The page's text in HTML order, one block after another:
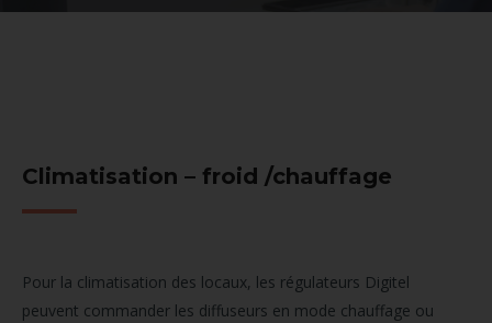
Climatisation – froid /chauffage
Pour la climatisation des locaux, les régulateurs Digitel
peuvent commander les diffuseurs en mode chauffage ou